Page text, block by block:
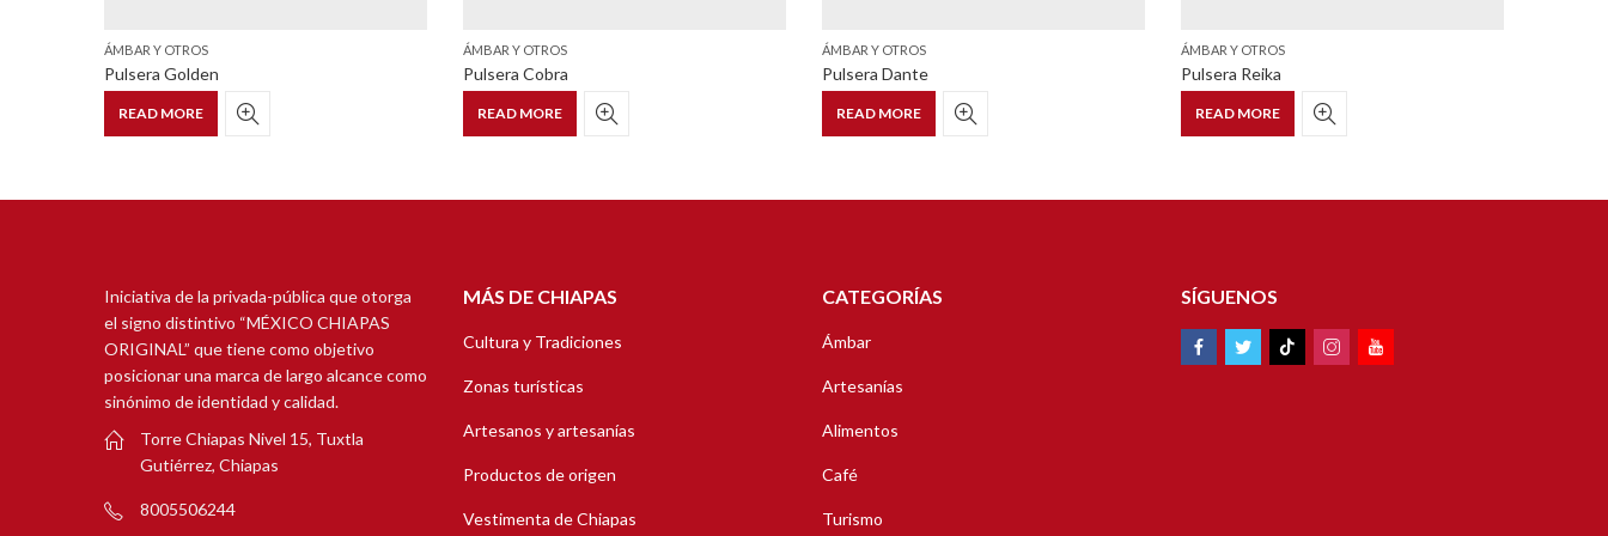
ÁMBAR Y OTROS
Pulsera Golden
READ MORE
ÁMBAR Y OTROS
Pulsera Cobra
READ MORE
ÁMBAR Y OTROS
Pulsera Dante
READ MORE
ÁMBAR Y OTROS
Pulsera Reika
READ MORE
Iniciativa de la privada-pública que otorga
el signo distintivo “MÉXICO CHIAPAS
ORIGINAL” que tiene como objetivo
posicionar una marca de largo alcance como
sinónimo de identidad y calidad.
Torre Chiapas Nivel 15, Tuxtla
Gutiérrez, Chiapas
8005506244
MÁS DE CHIAPAS
Cultura y Tradiciones
Zonas turísticas
Artesanos y artesanías
Productos de origen
Vestimenta de Chiapas
CATEGORÍAS
Ámbar
Artesanías
Alimentos
Café
Turismo
SÍGUENOS